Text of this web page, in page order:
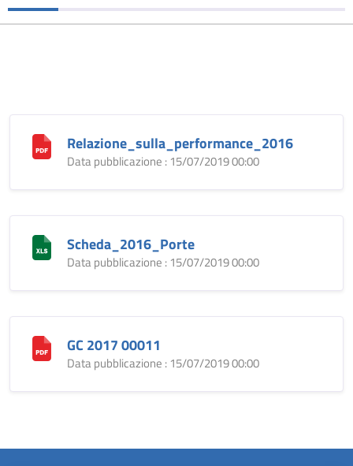
Relazione_sulla_performance_2016
Data pubblicazione : 15/07/2019 00:00
Scheda_2016_Porte
Data pubblicazione : 15/07/2019 00:00
GC 2017 00011
Data pubblicazione : 15/07/2019 00:00